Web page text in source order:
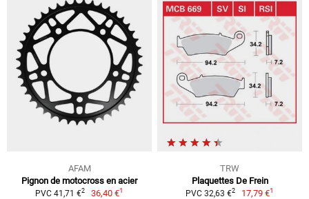
AFAM
Pignon de motocross en acier
PVC 41,71 €2 36,40 €1
TRW
Plaquettes De Frein
PVC 32,63 €2 17,79 €1